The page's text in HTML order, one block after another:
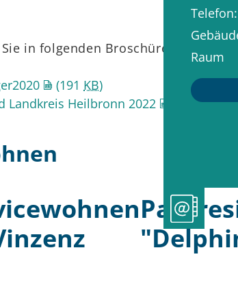
in folgenden Broschüren:
(191 KB)
Landkreis Heilbronn 2022
(287KB)
Telefon
Raum